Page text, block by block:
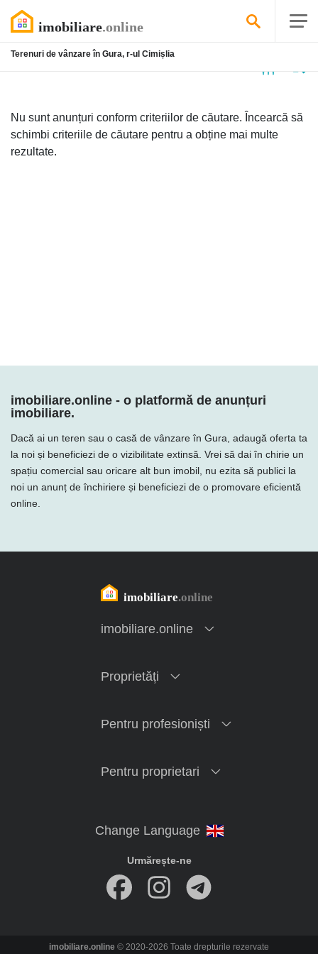
Terenuri de vânzare în Gura, r-ul Cimișlia
Nu sunt anunțuri conform criteriilor de căutare. Încearcă să
schimbi criteriile de căutare pentru a obține mai multe
rezultate.
imobiliare.online - o platformă de anunțuri
imobiliare.
Dacă ai un teren sau o casă de vânzare în Gura, adaugă oferta ta
la noi și beneficiezi de o vizibilitate extinsă. Vrei să dai în chirie un
spațiu comercial sau oricare alt bun imobil, nu ezita să publici la
noi un anunț de închiriere și beneficiezi de o promovare eficientă
online.
imobiliare.online
Proprietăți
Pentru profesioniști
Pentru proprietari
Urmărește-ne
imobiliare.online © 2020-2026 Toate drepturile rezervate